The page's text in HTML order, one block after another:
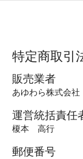
特定商取引
販売業者
あゆわら株式会社
運営統括責任
榎本 高行
郵便番号